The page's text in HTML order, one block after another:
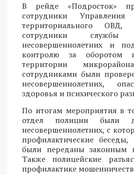
В рейде «Подросток»
сотрудники
территориального
сотрудники
несовершеннолетних и
контролю за оборотом
территории
сотрудниками были
несовершеннолетних,
здоровья и психического
По итогам мероприятия в
отдел полиции были
несовершеннолетних, с
профилактические
были переданы законным
Также полицейские
профилактике